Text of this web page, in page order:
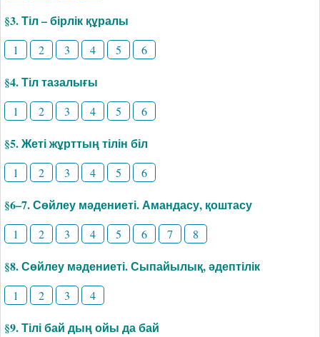
§3. Тіл – бірлік құралы
1 2 3 4 5 6
§4. Тіл тазалығы
1 2 3 4 5 6
§5. Жеті жұрттың тілін біл
1 2 3 4 5 6
§6–7. Сөйлеу мәдениеті. Амандасу, қоштасу
1 2 3 4 5 6 7 8
§8. Сөйлеу мәдениеті. Сыпайылық, әдептілік
1 2 3 4
§9. Тілі бай дың ойы да бай